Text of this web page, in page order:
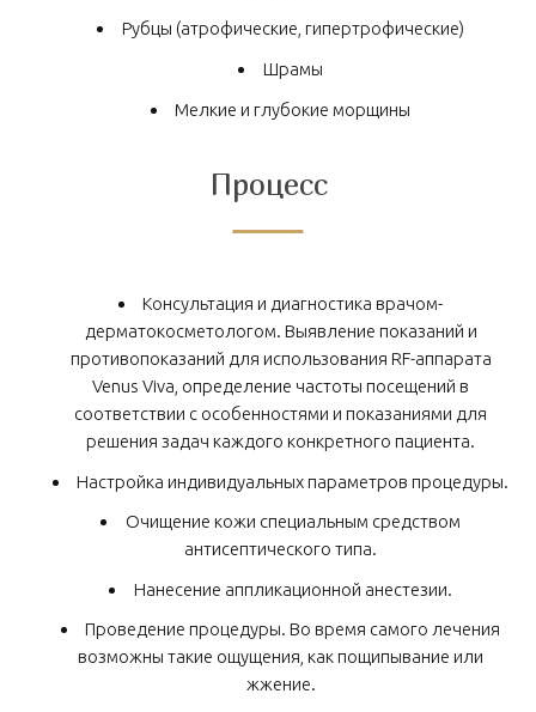
Рубцы (атрофические, гипертрофические)
Шрамы
Мелкие и глубокие морщины
Процесс
Консультация и диагностика врачом-
дерматокосметологом. Выявление показаний и
противопоказаний для использования RF-аппарата
Venus Viva, определение частоты посещений в
соответствии с особенностями и показаниями для
решения задач каждого конкретного пациента.
Настройка индивидуальных параметров процедуры.
Очищение кожи специальным средством
антисептического типа.
Нанесение аппликационной анестезии.
Проведение процедуры. Во время самого лечения
возможны такие ощущения, как пощипывание или
жжение.